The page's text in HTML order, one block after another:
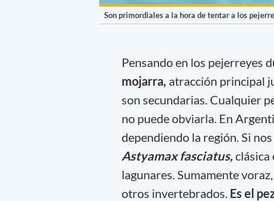
Son primordiales a la hora de tentar a los
Pensando en los pejerreyes
mojarra, atracción principal
son secundarias. Cualquier
no puede obviarla. En
dependiendo la región. Si
Astyamax fasciatus, clásica
lagunares. Sumamente
otros invertebrados. Es el